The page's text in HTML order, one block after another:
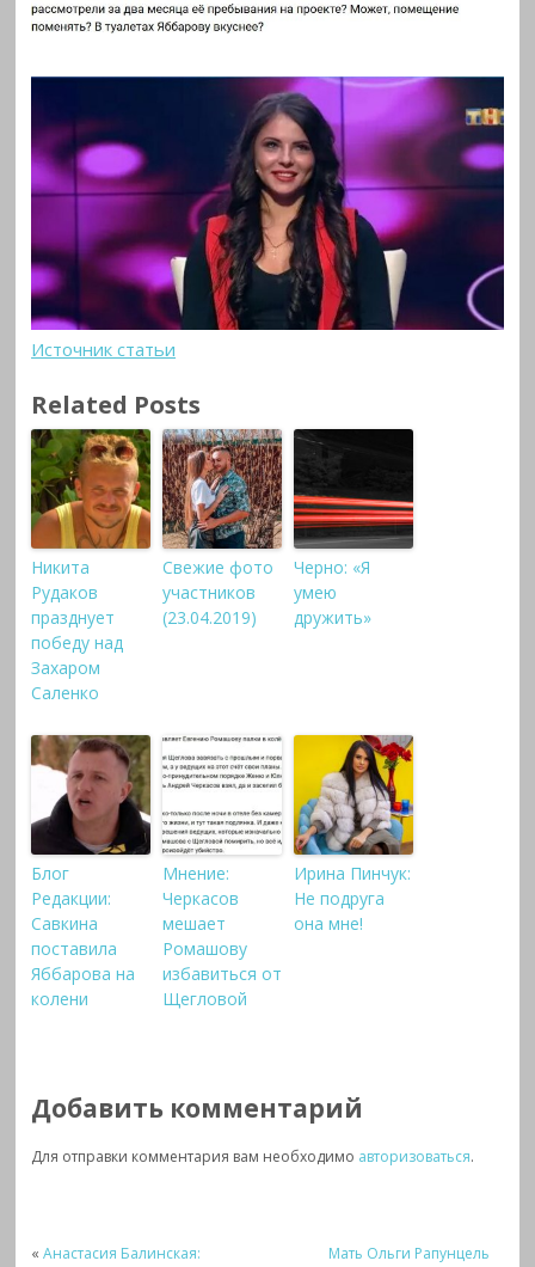
Источник статьи
Related Posts
Никита
Рудаков
празднует
победу над
Захаром
Саленко
Свежие фото
участников
(23.04.2019)
Черно: «Я
умею
дружить»
Блог
Редакции:
Савкина
поставила
Яббарова на
колени
Мнение:
Черкасов
мешает
Ромашову
избавиться от
Щегловой
Ирина Пинчук:
Не подруга
она мне!
Добавить комментарий
Для отправки комментария вам необходимо авторизоваться.
«Анастасия Балинская:
Мать Ольги Рапунцель